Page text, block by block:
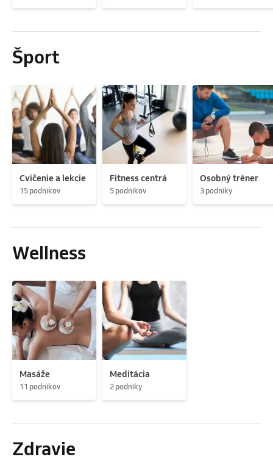
Šport
Cvičenie a lekcie
15 podnikov
Fitness centrá
5 podnikov
Osobný tréner
3 podniky
Wellness
Masáže
11 podnikov
Meditácia
2 podniky
Zdravie